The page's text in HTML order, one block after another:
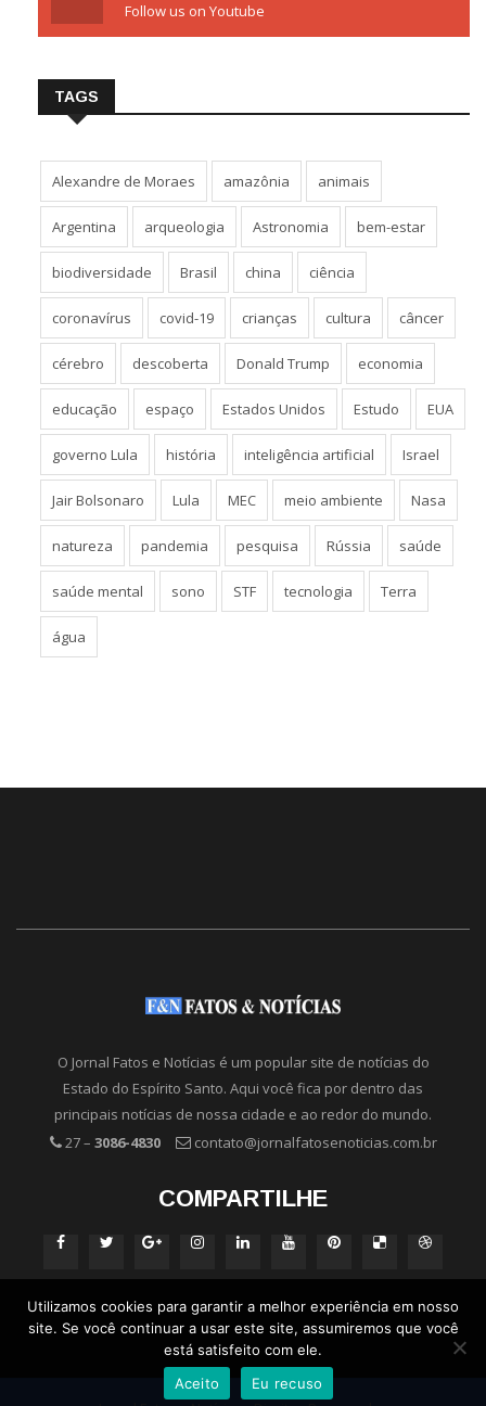
Follow us on Youtube
TAGS
Alexandre de Moraes amazônia animais
Argentina arqueologia Astronomia bem-estar
biodiversidade Brasil china ciência
coronavírus covid-19 crianças cultura câncer
cérebro descoberta Donald Trump economia
educação espaço Estados Unidos Estudo EUA
governo Lula história inteligência artificial Israel
Jair Bolsonaro Lula MEC meio ambiente Nasa
natureza pandemia pesquisa Rússia saúde
saúde mental sono STF tecnologia Terra
água
O Jornal Fatos e Notícias é um popular site de notícias do
Estado do Espírito Santo. Aqui você fica por dentro das
principais notícias de nossa cidade e ao redor do mundo.
27 – 3086-4830 contato@jornalfatosenoticias.com.br
COMPARTILHE
Utilizamos cookies para garantir a melhor experiência em nosso
site. Se você continuar a usar este site, assumiremos que você
está satisfeito com ele.
Aceito
Eu recuso